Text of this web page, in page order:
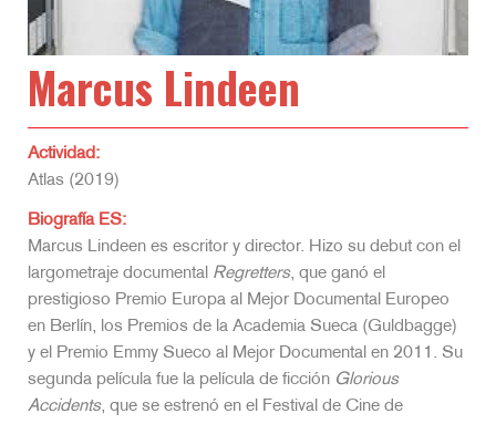
Marcus Lindeen
Actividad:
Atlas (2019)
Biografía ES:
Marcus Lindeen es escritor y director. Hizo su debut con el
largometraje documental Regretters, que ganó el
prestigioso Premio Europa al Mejor Documental Europeo
en Berlín, los Premios de la Academia Sueca (Guldbagge)
y el Premio Emmy Sueco al Mejor Documental en 2011. Su
segunda película fue la película de ficción Glorious
Accidents, que se estrenó en el Festival de Cine de